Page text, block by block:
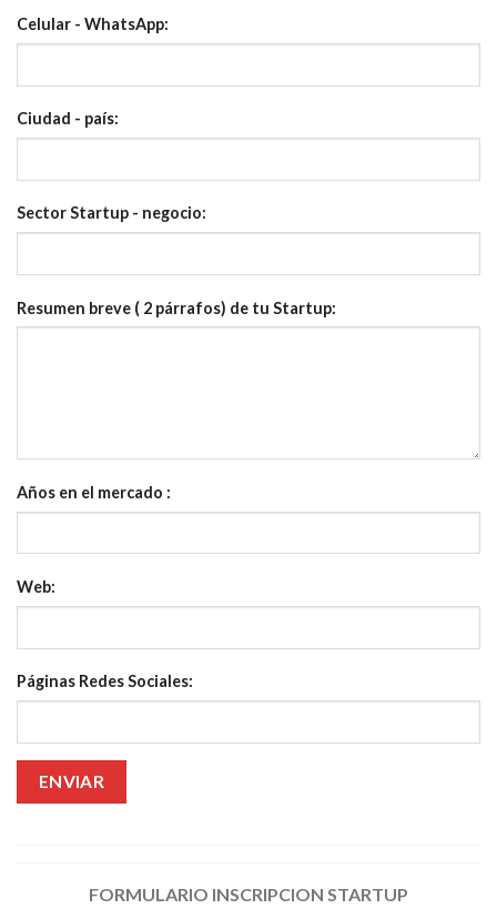
Celular - WhatsApp:
Ciudad - país:
Sector Startup - negocio:
Resumen breve ( 2 párrafos) de tu Startup:
Años en el mercado :
Web:
Páginas Redes Sociales:
FORMULARIO INSCRIPCION STARTUP